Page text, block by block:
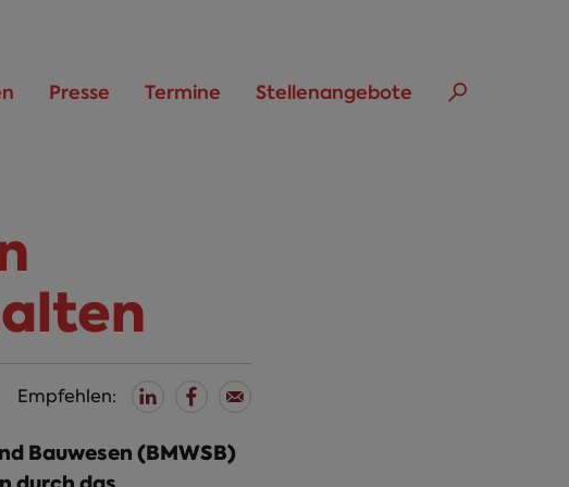
Presse Termine Stellenangebote
Empfehlen:
Bauwesen (BMWSB)